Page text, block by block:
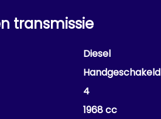
transmissie
Diesel
Handgeschakeld
4
1968 cc